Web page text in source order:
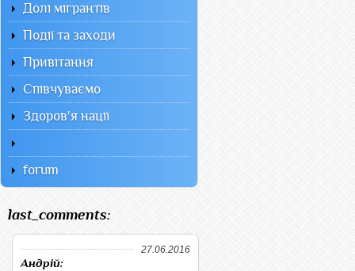
Долі мігрантів
Події та заходи
Привітання
Співчуваємо
Здоров'я нації
forum
last_comments:
27.06.2016
Андрій: